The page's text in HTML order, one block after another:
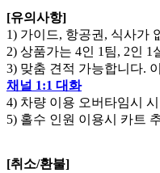
[유의사항]
1) 가이드, 항공권, 식사가
2) 상품가는 4인 1팀, 2인
3) 맞춤 견적 가능합니다.
채널 1:1 대화
4) 차량 이용 오버타임시
5) 홀수 인원 이용시 카트
[취소/환불]